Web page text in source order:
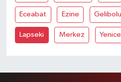
Eceabat Ezine Gelibolu
Lapseki Merkez Yenice